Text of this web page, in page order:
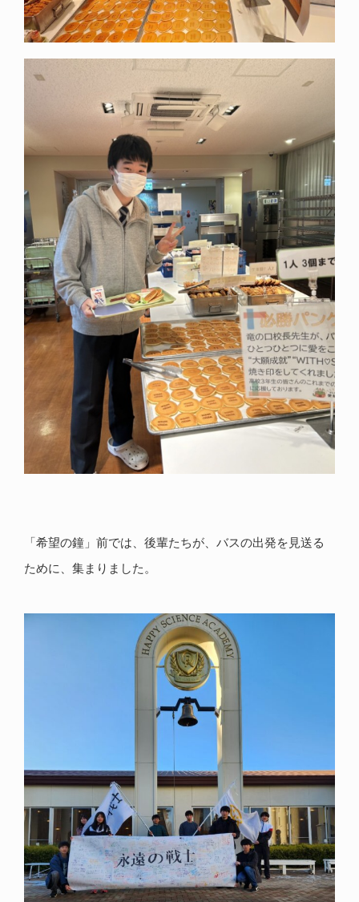
「希望の鐘」前では、後輩たちが、バスの出発を見送る
ために、集まりました。